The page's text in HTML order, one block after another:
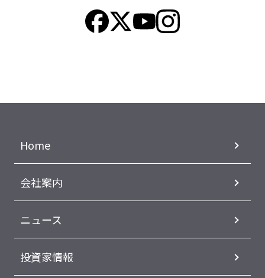
Home
会社案内
ニュース
投資家情報